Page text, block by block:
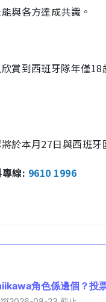
與各方達成共識。
賞到西班牙隊年僅
於本月27日與西班牙
線: 9610 1996